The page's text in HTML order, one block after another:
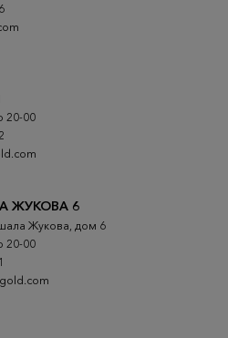
20-00
ЖУКОВА 6
Жукова, дом 6
20-00